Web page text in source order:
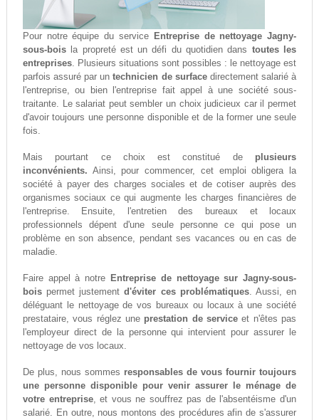
Pour notre équipe du service Entreprise de nettoyage Jagny-
sous-boisla propreté est un défi du quotidien dans toutes les
entreprises. Plusieurs situations sont possibles : le nettoyage est
parfois assuré par untechnicien de surfacedirectement salarié à
l'entreprise, ou bien l'entreprise fait appel à une société sous-
traitante. Le salariat peut sembler un choix judicieux car il permet
d'avoir toujours une personne disponible et de la former une seule
fois.
Mais pourtant ce choix est constitué de plusieurs
inconvénients. Ainsi, pour commencer, cet emploi obligera la
société à payer des charges sociales et de cotiser auprès des
organismes sociaux ce qui augmente les charges financières de
l'entreprise. Ensuite, l'entretien des bureaux et locaux
professionnels dépent d'une seule personne ce qui pose un
problème en son absence, pendant ses vacances ou en cas de
maladie.
Faire appel à notre Entreprise de nettoyage sur Jagny-sous-
boispermet justementd'éviter ces problématiques. Aussi, en
déléguant le nettoyage de vos bureaux ou locaux à une société
prestataire, vous réglez une prestation de service et n'êtes pas
l'employeur direct de la personne qui intervient pour assurer le
nettoyage de vos locaux.
De plus, nous sommes responsables de vous fournir toujours
une personne disponible pour venir assurer le ménage de
votre entreprise, et vous ne souffrez pas de l'absentéisme d'un
salarié. En outre, nous montons des procédures afin de s'assurer